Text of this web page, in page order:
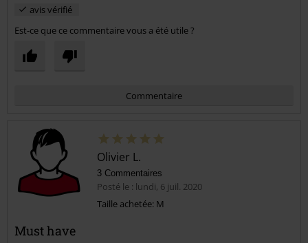
avis vérifié
Est-ce que ce commentaire vous a été utile ?
Commentaire
Envoyer le commentaire
Olivier L.
3 Commentaires
Posté le : lundi, 6 juil. 2020
Taille achetée: M
Must have